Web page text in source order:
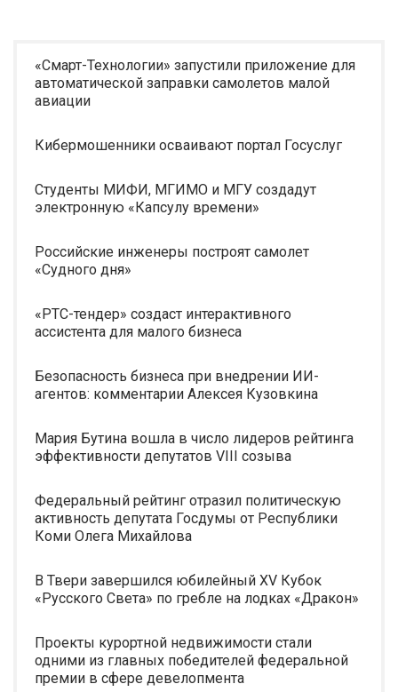
«Смарт-Технологии» запустили приложение для
автоматической заправки самолетов малой
авиации
Кибермошенники осваивают портал Госуслуг
Студенты МИФИ, МГИМО и МГУ создадут
электронную «Капсулу времени»
Российские инженеры построят самолет
«Судного дня»
«РТС-тендер» создаст интерактивного
ассистента для малого бизнеса
Безопасность бизнеса при внедрении ИИ-
агентов: комментарии Алексея Кузовкина
Мария Бутина вошла в число лидеров рейтинга
эффективности депутатов VIII созыва
Федеральный рейтинг отразил политическую
активность депутата Госдумы от Республики
Коми Олега Михайлова
В Твери завершился юбилейный XV Кубок
«Русского Света» по гребле на лодках «Дракон»
Проекты курортной недвижимости стали
одними из главных победителей федеральной
премии в сфере девелопмента